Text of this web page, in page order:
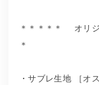
＊＊＊＊＊ オリ
＊
・サブレ生地 ［オ